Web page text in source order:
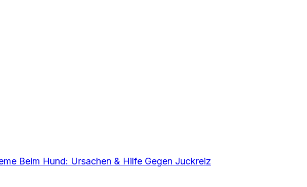
Beim Hund: Ursachen & Hilfe Gegen Juckreiz